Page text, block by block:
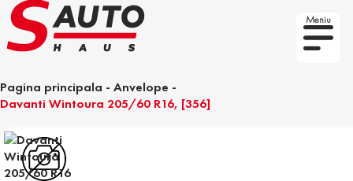
Meniu
Pagina principala - Anvelope -
Davanti Wintoura 205/60 R16, [356]